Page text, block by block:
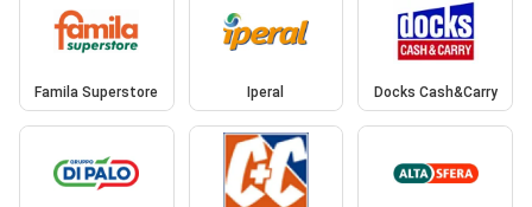
Famila Superstore Iperal Docks Cash&Carry